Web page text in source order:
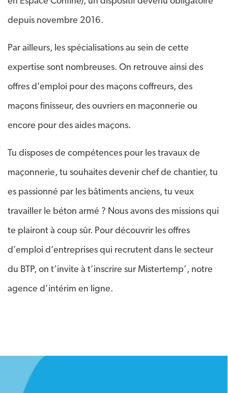
depuis novembre 2016.
Par ailleurs, les spécialisations au sein de cette
expertise sont nombreuses. On retrouve ainsi des
offres d’emploi pour des maçons coffreurs, des
maçons finisseur, des ouvriers en maçonnerie ou
encore pour des aides maçons.
Tu disposes de compétences pour les travaux de
maçonnerie, tu souhaites devenir chef de chantier, tu
es passionné par les bâtiments anciens, tu veux
travailler le béton armé ? Nous avons des missions qui
te plairont à coup sûr. Pour découvrir les offres
d’emploi d’entreprises qui recrutent dans le secteur
du BTP, on t’invite à t’inscrire sur Mistertemp’, notre
agence d’intérim en ligne.